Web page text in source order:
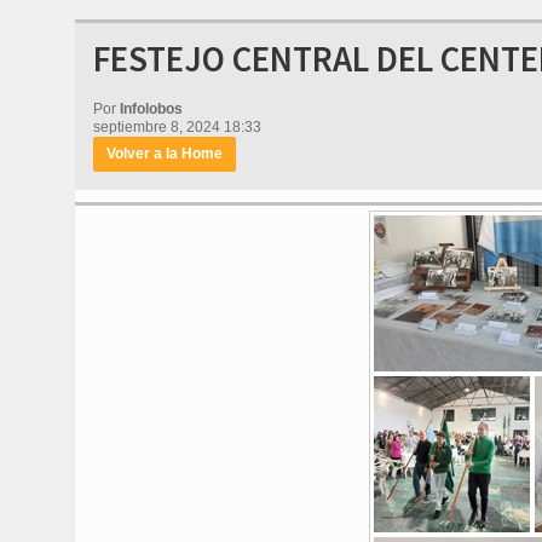
FESTEJO CENTRAL DEL
Por Infolobos
septiembre 8, 2024 18:33
Volver a la Home